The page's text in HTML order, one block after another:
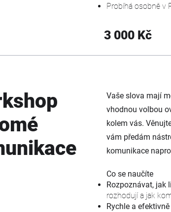
Probíhá osobně v
3 000 Kč
Vaše slova mají
vhodnou volbou
kolem vás.
vám předám
komunikace
Co se naučíte
Rozpoznávat, jak
rozhodují a jak
Rychle a